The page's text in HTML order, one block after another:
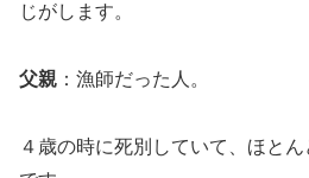
じがします。
父親 ：漁師だった人。
４歳の時に死別していて、ほと